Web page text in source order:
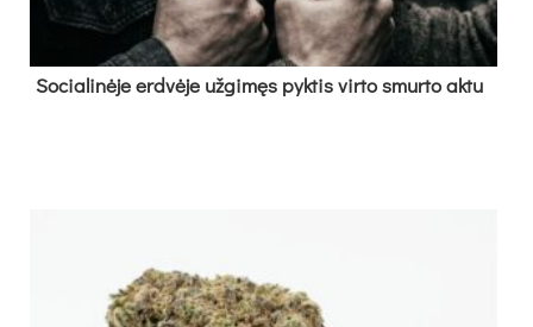
So­cia­li­nė­je erd­vė­je už­gi­męs pyk­tis vir­to smur­to ak­tu